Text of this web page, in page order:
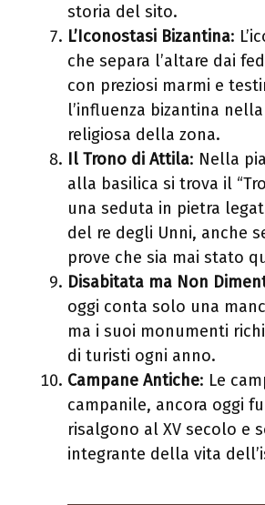
storia del sito.
L’Iconostasi Bizantina:
che separa l’altare dai
con preziosi marmi e
l’influenza bizantina
religiosa della zona.
Il Trono di Attila: Nella
alla basilica si trova il
una seduta in pietra
del re degli Unni, anche
prove che sia mai stato
Disabitata ma Non
oggi conta solo una
ma i suoi monumenti
di turisti ogni anno.
Campane Antiche: Le
campanile, ancora oggi
risalgono al XV secolo e
integrante della vita